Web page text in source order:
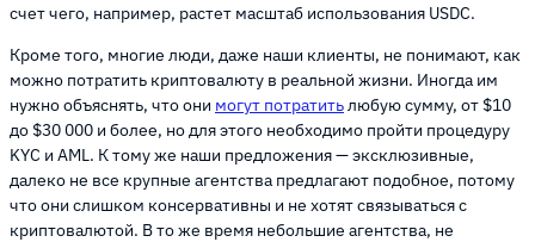
счет чего, например, растет масштаб использования USDC.
Кроме того, многие люди, даже наши клиенты, не понимают, как
можно потратить криптовалюту в реальной жизни. Иногда им
нужно объяснять, что они могут потратитьлюбую сумму, от $10
до $30 000 и более, но для этого необходимо пройти процедуру
KYC и AML. К тому же наши предложения — эксклюзивные,
далеко не все крупные агентства предлагают подобное, потому
что они слишком консервативны и не хотят связываться с
криптовалютой. В то же время небольшие агентства, не